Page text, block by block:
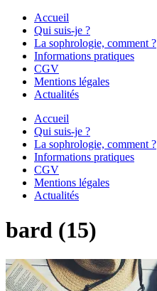
Accueil
Qui suis-je ?
La sophrologie, comment ?
Informations pratiques
CGV
Mentions légales
Actualités
Accueil
Qui suis-je ?
La sophrologie, comment ?
Informations pratiques
CGV
Mentions légales
Actualités
bard (15)